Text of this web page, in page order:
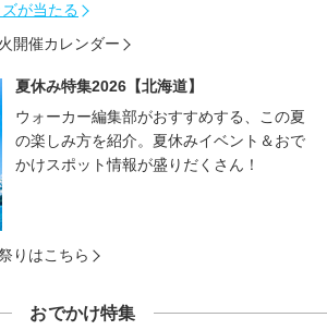
が当たる
開催カレンダー
夏休み特集2026【北海道】
ウォーカー編集部がおすすめする、この夏
の楽しみ方を紹介。夏休みイベント＆おで
かけスポット情報が盛りだくさん！
りはこちら
おでかけ特集